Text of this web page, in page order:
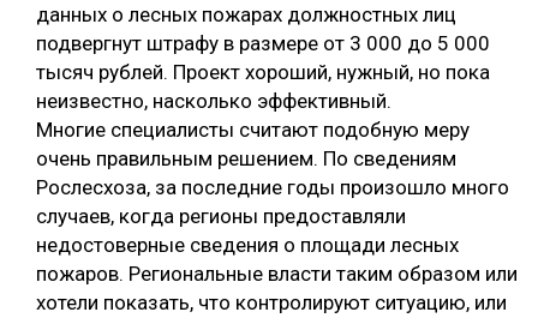
данных о лесных пожарах должностных лиц
подвергнут штрафу в размере от 3 000 до 5 000
тысяч рублей. Проект хороший, нужный, но пока
неизвестно, насколько эффективный.
Многие специалисты считают подобную меру
очень правильным решением. По сведениям
Рослесхоза, за последние годы произошло много
случаев, когда регионы предоставляли
недостоверные сведения о площади лесных
пожаров. Региональные власти таким образом или
хотели показать, что контролируют ситуацию, или